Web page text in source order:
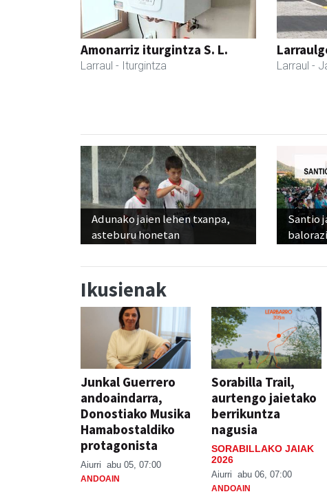
Amonarriz iturgintza S. L.
Larraul - Iturgintza Larraul -
Adunako jaien lehen txanpa,
asteburu honetan
Santio
Ikusienak
Junkal Guerrero
andoaindarra,
Donostiako Musika
Hamabostaldiko
protagonista
Aiurri abu 05, 07:00
ANDOAIN
Sorabilla Trail,
aurtengo jaietako
berrikuntza
nagusia
SORABILLAKO JAIAK
2026
Aiurri abu 06, 07:00
ANDOAIN